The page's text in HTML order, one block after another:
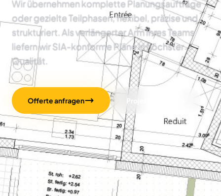
Wir übernehmen komplette Planungsaufträge
oder gezielte Teilphasen, flexibel, präzise und
strukturiert. Als verlängerter Arm Ihres Teams
liefern wir SIA-konforme Pläne in höchster
Qualität.
Offerte anfragen Projekte ansehen